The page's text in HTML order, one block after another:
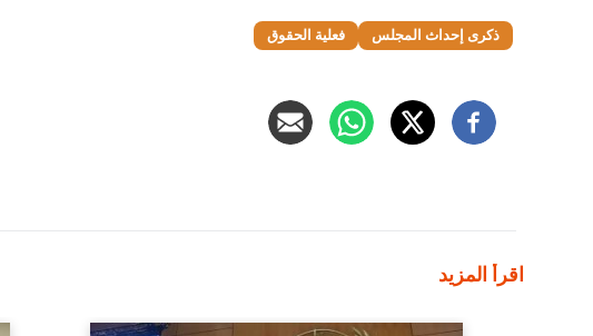
ذكرى إحداث المجلس فعلية الحقوق
اقرأ المزيد